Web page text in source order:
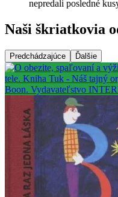
nepredali posledné
Naši škriatkovia
Predchádzajúce Ďalšie